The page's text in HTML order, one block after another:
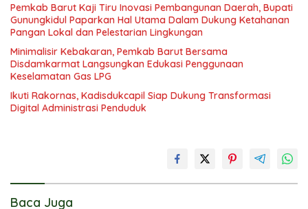
Pemkab Barut Kaji Tiru Inovasi Pembangunan Daerah, Bupati
Gunungkidul Paparkan Hal Utama Dalam Dukung Ketahanan
Pangan Lokal dan Pelestarian Lingkungan
Minimalisir Kebakaran, Pemkab Barut Bersama
Disdamkarmat Langsungkan Edukasi Penggunaan
Keselamatan Gas LPG
Ikuti Rakornas, Kadisdukcapil Siap Dukung Transformasi
Digital Administrasi Penduduk
Baca Juga